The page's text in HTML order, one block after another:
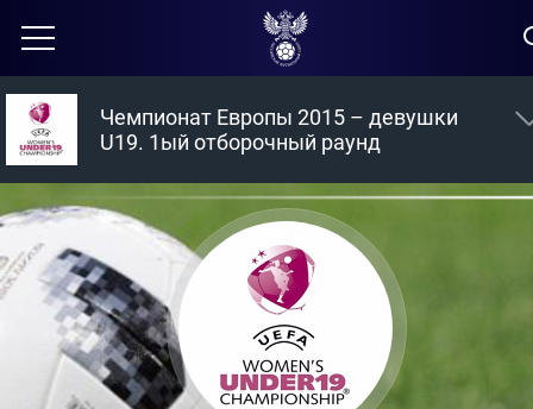
Чемпионат Европы 2015 – девушки
U19. 1ый отборочный раунд